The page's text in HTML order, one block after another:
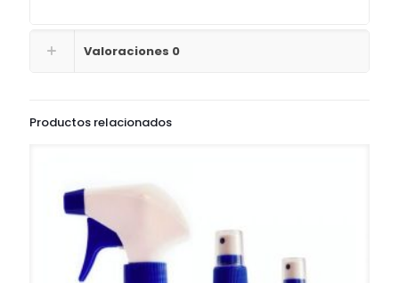
Valoraciones 0
Productos relacionados